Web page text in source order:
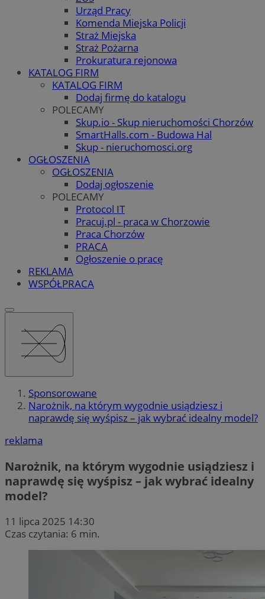
Urząd Pracy
Komenda Miejska Policji
Straż Miejska
Straż Pożarna
Prokuratura rejonowa
KATALOG FIRM
KATALOG FIRM
Dodaj firmę do katalogu
POLECAMY
Skup.io - Skup nieruchomości Chorzów
SmartHalls.com - Budowa Hal
Skup - nieruchomosci.org
OGŁOSZENIA
OGŁOSZENIA
Dodaj ogłoszenie
POLECAMY
Protocol IT
Pracuj.pl - praca w Chorzowie
Praca Chorzów
PRACA
Ogłoszenie o pracę
REKLAMA
WSPÓŁPRACA
Sponsorowane
Narożnik, na którym wygodnie usiądziesz i
naprawdę się wyśpisz – jak wybrać idealny model?
reklama
Narożnik, na którym wygodnie usiądziesz i
naprawdę się wyśpisz – jak wybrać idealny
model?
11 lipca 2025 14:30
Czas czytania: 6 min.